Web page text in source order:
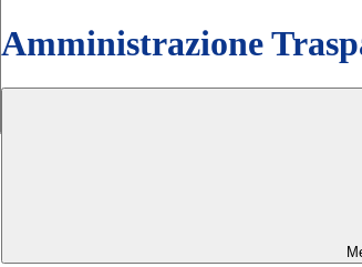
Amministrazione